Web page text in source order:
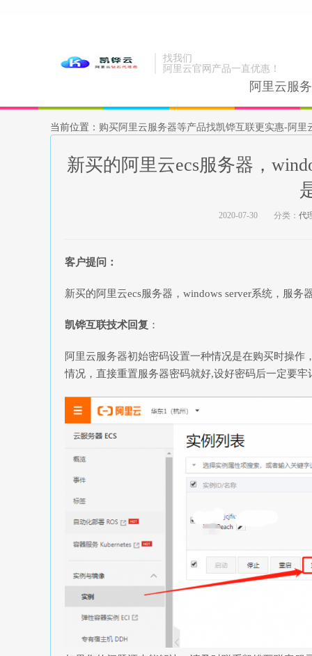
找我们
阿里云官网产品一直优惠！
阿里云服
当前位置： 购买阿里云服务器等产品找凯铧互联更实惠-阿
新买的阿里云ecs服务器，
2020-07-30 分类： 代
客户提问：
新买的阿里云ecs服务器，windows server系统，服务
凯铧互联技术回复 ：
阿里云服务器初始密码设置一种情况是在购买时操
情况，直接重置服务器密码就好,设好密码后一定要牢